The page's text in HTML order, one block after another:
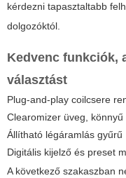
kérdezni tapasztaltabb
dolgozóktól.
Kedvenc funkciók,
választást
Plug-and-play coilcsere
Clearomizer üveg,
Állítható légáramlás gyűrű
Digitális kijelző és preset
A következő szakaszban